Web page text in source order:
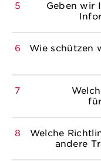
5
Geben wir
6
Wie schützen
7
8
Welche
andere